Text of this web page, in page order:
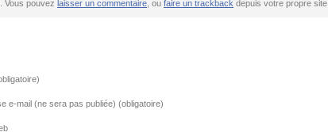
. Vous pouvez laisser un commentaire , ou faire un trackback depuis votre propre site.
e-mail (ne sera pas publiée) (obligatoire)